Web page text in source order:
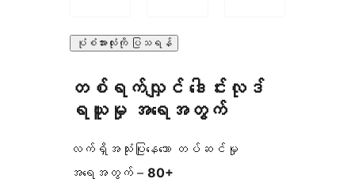
ပုံစံအားလုံးကို ပြသရန်
တစ်ရက်လျှင် ဒေါင်းလုဒ်
ရယူမှု အရေအတွက်
လက်ရှိအသုံးပြုနေသော တပ်ဆင်မှု
အရေအတွက် – 80+